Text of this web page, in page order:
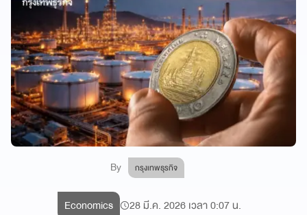
By กรุงเทพธุรกิจ
Economics 28 มี.ค. 2026 เวลา 0:07 น.